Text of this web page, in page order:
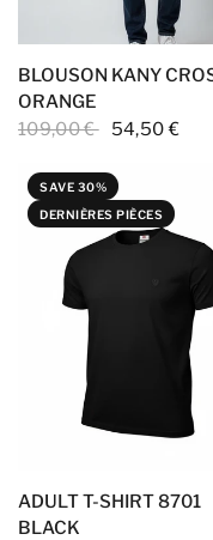
BLOUSON KANY
ORANGE
109,00 €
54,50 €
SAVE 30%
DERNIÈRES PIÈCES
ADULT T-SHIRT 8701
BLACK